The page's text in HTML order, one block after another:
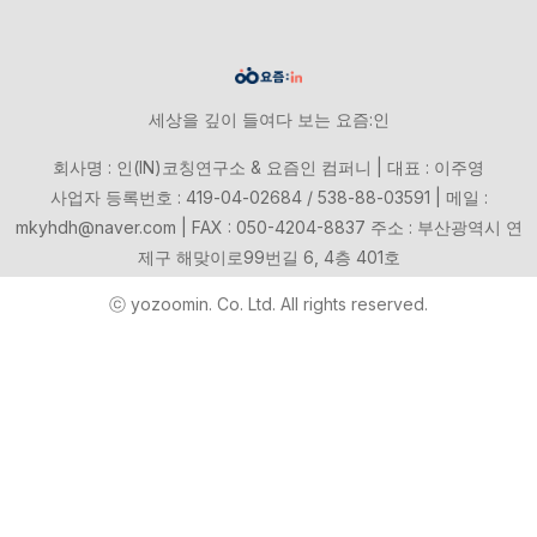
세상을 깊이 들여다 보는 요즘:인
회사명 : 인(IN)코칭연구소 & 요즘인 컴퍼니 | 대표 : 이주영
사업자 등록번호 : 419-04-02684 / 538-88-03591 | 메일 :
mkyhdh@naver.com | FAX : 050-4204-8837 주소 : 부산광역시 연
제구 해맞이로99번길 6, 4층 401호
ⓒ yozoomin. Co. Ltd. All rights reserved.